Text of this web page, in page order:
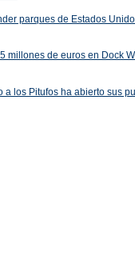
parques de Estados
millones de euros en Dock
los Pitufos ha abierto sus